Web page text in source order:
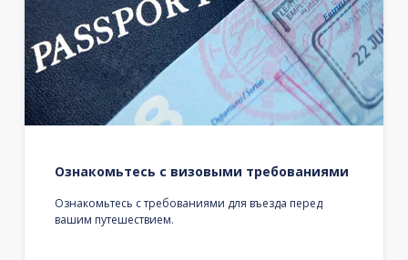
Ознакомьтесь с визовыми требованиями
Ознакомьтесь с требованиями для въезда перед
вашим путешествием.